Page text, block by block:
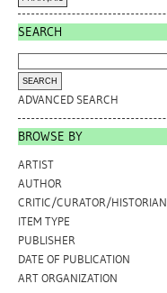
SEARCH
ADVANCED SEARCH
BROWSE BY
ARTIST
AUTHOR
CRITIC/CURATOR/HISTORIAN
ITEM TYPE
PUBLISHER
DATE OF PUBLICATION
ART ORGANIZATION